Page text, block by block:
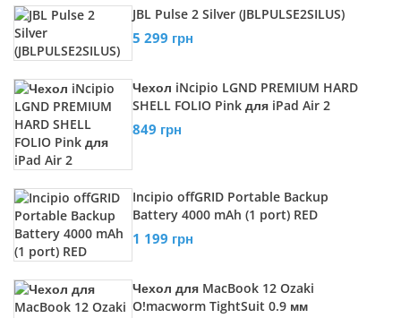
JBL Pulse 2 Silver (JBLPULSE2SILUS)
5 299 грн
Чехол iNcipio LGND PREMIUM HARD
SHELL FOLIO Pink для iPad Air 2
849 грн
Incipio offGRID Portable Backup
Battery 4000 mAh (1 port) RED
1 199 грн
Чехол для MacBook 12 Ozaki
O!macworm TightSuit 0.9 мм